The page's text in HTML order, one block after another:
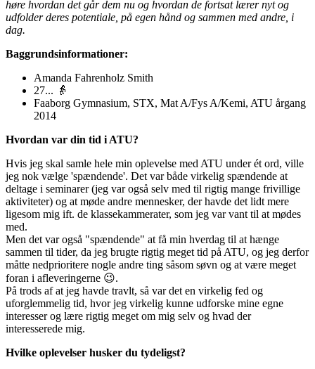
høre hvordan det går dem nu og hvordan de fortsat lærer nyt og
udfolder deres potentiale, på egen hånd og sammen med andre, i
dag.
Baggrundsinformationer:
Amanda Fahrenholz Smith
27... 👵
Faaborg Gymnasium, STX, Mat A/Fys A/Kemi, ATU årgang
2014
Hvordan var din tid i ATU?
Hvis jeg skal samle hele min oplevelse med ATU under ét ord, ville
jeg nok vælge 'spændende'. Det var både virkelig spændende at
deltage i seminarer (jeg var også selv med til rigtig mange frivillige
aktiviteter) og at møde andre mennesker, der havde det lidt mere
ligesom mig ift. de klassekammerater, som jeg var vant til at mødes
med.
Men det var også "spændende" at få min hverdag til at hænge
sammen til tider, da jeg brugte rigtig meget tid på ATU, og jeg derfor
måtte nedprioritere nogle andre ting såsom søvn og at være meget
foran i afleveringerne 😉.
På trods af at jeg havde travlt, så var det en virkelig fed og
uforglemmelig tid, hvor jeg virkelig kunne udforske mine egne
interesser og lære rigtig meget om mig selv og hvad der
interesserede mig.
Hvilke oplevelser husker du tydeligst?